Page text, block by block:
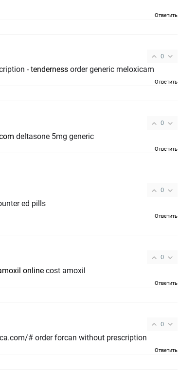
Ответить
0
-tenderness order generic meloxicam
Ответить
0
deltasone 5mg generic
Ответить
0
ed pills
Ответить
0
online cost amoxil
Ответить
0
oral diflucan 200mg - https://gpdifluca.com/# order forcan without prescription
Ответить